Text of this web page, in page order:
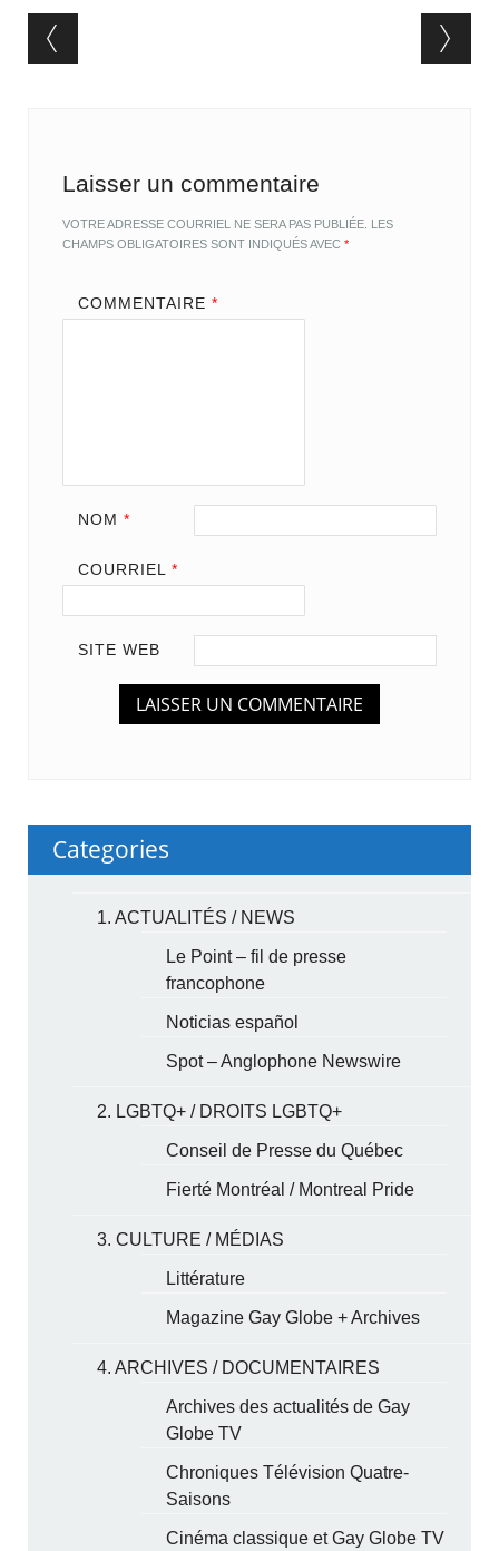
Post navigation
Laisser un commentaire
VOTRE ADRESSE COURRIEL NE SERA PAS PUBLIÉE. LES
CHAMPS OBLIGATOIRES SONT INDIQUÉS AVEC*
COMMENTAIRE *
NOM *
COURRIEL *
SITE WEB
Categories
1. ACTUALITÉS / NEWS
Le Point – fil de presse
francophone
Noticias español
Spot – Anglophone Newswire
2. LGBTQ+ / DROITS LGBTQ+
Conseil de Presse du Québec
Fierté Montréal / Montreal Pride
3. CULTURE / MÉDIAS
Littérature
Magazine Gay Globe + Archives
4. ARCHIVES / DOCUMENTAIRES
Archives des actualités de Gay
Globe TV
Chroniques Télévision Quatre-
Saisons
Cinéma classique et Gay Globe TV